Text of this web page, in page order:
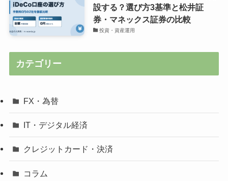
設する？選び方3基準と松井証
券・マネックス証券の比較
投資・資産運用
カテゴリー
FX・為替
IT・デジタル経済
クレジットカード・決済
コラム